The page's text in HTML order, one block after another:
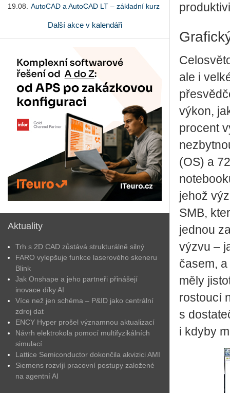
19.08.
AutoCAD a AutoCAD LT – základní kurz
Další akce v kalendáři
Aktuality
Trh s 2D CAD zůstává strukturálně silný
FARO vylepšuje funkce laserového skeneru
Blink
Jak Onshape a jeho partneři přinášejí
inovace díky AI
Více než jen schéma – P&ID jako centrální
zdroj dat
ENCY Hyper prošel významnou aktualizací
Návrh elektrokola pomocí multifyzikálních
simulací
Lattice Semiconductor dokončila akvizici AMI
Siemens rozvíjí pracovní postupy založené
na agentní AI
ale i
výkon,
procent
(OS) a
jehož
SMB,
jednou
výzvu –
časem,
měly
rostoucí
s
i kdyby